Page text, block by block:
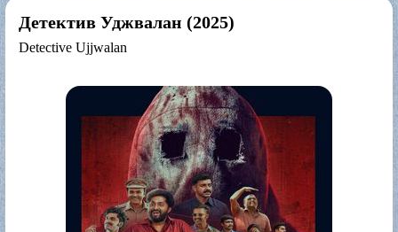
Детектив Уджвалан (2025)
Detective Ujjwalan